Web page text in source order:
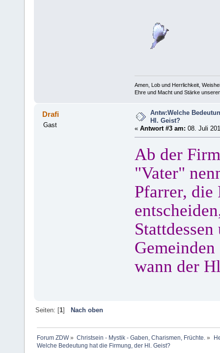
Amen, Lob und Herrlichkeit,
Ehre und Macht und Stärke
Drafi
Gast
Antw:Welche
Hl. Geist?
« Antwort #3 am: 08. Juli
Ab der
"Vater"
Pfarrer, die
wann der
Seiten: [1] Nach oben
Forum ZDW» Christsein - Mystik - Gaben, Charismen, Früchte. »
Welche Bedeutung hat die Firmung, der Hl. Geist?